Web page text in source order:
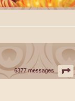
6377 messages